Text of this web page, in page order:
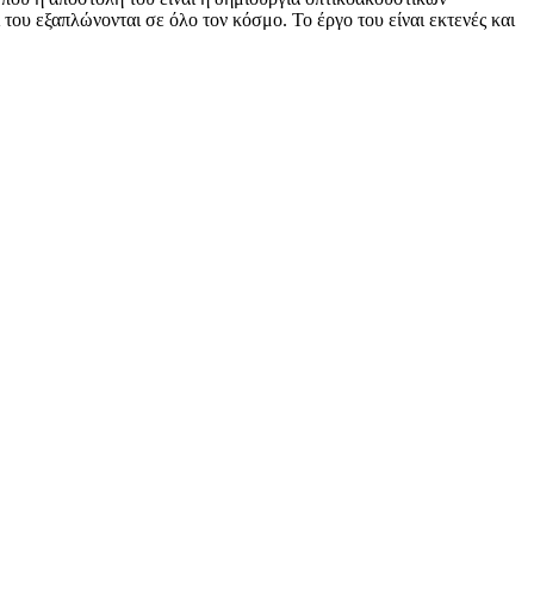
εξαπλώνονται σε όλο τον κόσμο. Το έργο του είναι εκτενές και